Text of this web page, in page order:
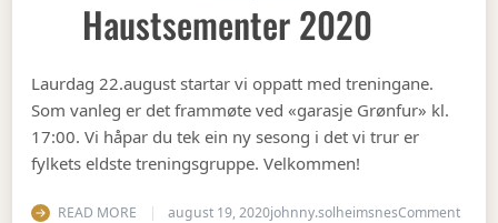
Haustsementer 2020
Laurdag 22.august startar vi oppatt med treningane.
Som vanleg er det frammøte ved «garasje Grønfur» kl.
17:00. Vi håpar du tek ein ny sesong i det vi trur er
fylkets eldste treningsgruppe. Velkommen!
READ MORE august 19, 2020johnny.solheimsnesCommenton